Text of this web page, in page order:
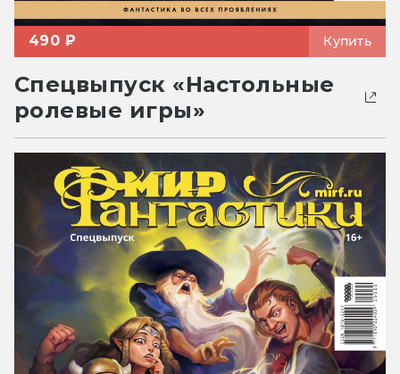
490 ₽ Купить
Спецвыпуск «Настольные
ролевые игры»